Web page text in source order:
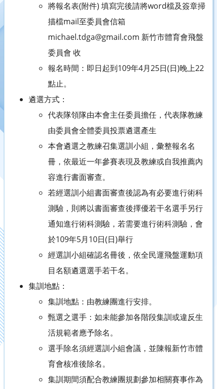
將報名表(附件) 填寫完後請將word檔及簽章掃
描檔mail至委員會信箱
michael.tdga@gmail.com 新竹市體育會飛盤
委員會 收
報名時間：即日起到109年4月25日(日)晚上22
點止。
遴選方式：
代表隊領隊由本會主任委員擔任，代表隊教練
由委員會全體委員投票遴選產生
本會遴選之教練召集選訓小組，彙整報名名
冊，依最近一年參賽表現及教練或自我推薦內
容進行書面審查。
若經選訓小組書面審查後認為有必要進行術科
測驗，則將以書面審查後擇優若干名選手另行
通知進行術科測驗，若需要進行術科測驗，會
於109年5月10日(日)舉行
經選訓小組確認名冊後，依全民運飛盤運動項
目名額遴選選手若干名。
集訓地點：
集訓地點：由教練團進行安排。
甄選之選手：如未能參加各階段集訓或違反生
活規範者應予除名。
選手除名須經選訓小組會議，並陳報新竹市體
育會核准後除名。
集訓期間須配合教練團規劃參加相關賽事作為